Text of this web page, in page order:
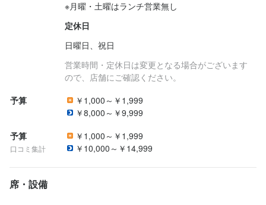
定休日
日曜日、祝日
営業時間・定休日は変更となる場合がございます
ので、店舗にご確認ください。
予算
￥1,000～￥1,999
￥8,000～￥9,999
予算
口コミ集計
￥1,000～￥1,999
￥10,000～￥14,999
席・設備